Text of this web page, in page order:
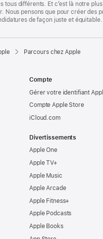
tous différents. Et c’est là notre
Nous pensons que pour créer des
de façon juste et
Parcours chez Apple
Compte
Gérer votre identifiant
Compte Apple Store
iCloud.com
Divertissements
Apple One
Apple TV+
Apple Music
Apple Arcade
Apple Fitness+
Apple Podcasts
Apple Books